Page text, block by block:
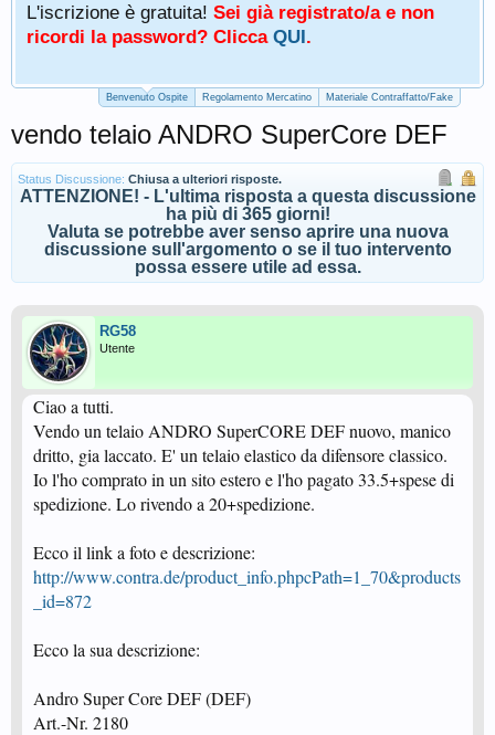
L'iscrizione è gratuita! Sei già registrato/a e non
ricordi la password? Clicca QUI.
Benvenuto Ospite Regolamento Mercatino Materiale Contraffatto/Fake
vendo telaio ANDRO SuperCore DEF
Status Discussione: Chiusa a ulteriori risposte.
ATTENZIONE! - L'ultima risposta a questa discussione
ha più di 365 giorni!
Valuta se potrebbe aver senso aprire una nuova
discussione sull'argomento o se il tuo intervento
possa essere utile ad essa.
RG58
Utente
Ciao a tutti.
Vendo un telaio ANDRO SuperCORE DEF nuovo, manico
dritto, gia laccato. E' un telaio elastico da difensore classico.
Io l'ho comprato in un sito estero e l'ho pagato 33.5+spese di
spedizione. Lo rivendo a 20+spedizione.
Ecco il link a foto e descrizione:
http://www.contra.de/product_info.phpcPath=1_70&products
_id=872
Ecco la sua descrizione:
Andro Super Core DEF (DEF)
Art.-Nr. 2180